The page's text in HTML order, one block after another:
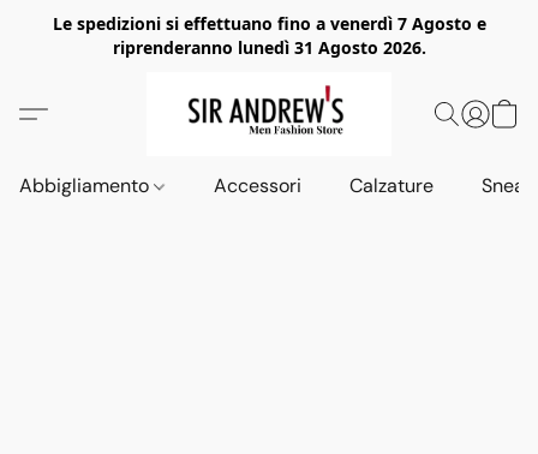
Le spedizioni si effettuano fino a venerdì 7 Agosto e
riprenderanno lunedì 31 Agosto 2026.
Abbigliamento Accessori Calzature